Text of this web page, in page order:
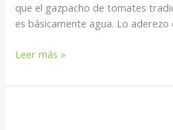
que el gazpacho de tomates
es básicamente agua. Lo aderezo
Leer más »